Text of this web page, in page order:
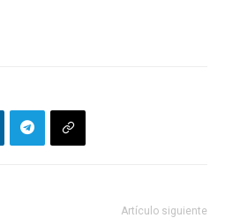
Artículo siguiente